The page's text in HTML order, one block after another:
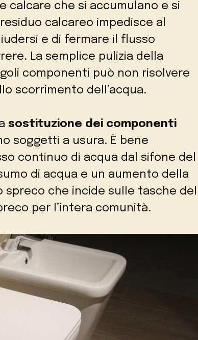
calcare che si accumulano e si
calcareo impedisce al
e di fermare il flusso
La semplice pulizia della
componenti può non risolvere
scorrimento dell’acqua.
sostituzione dei componenti
soggetti a usura. È bene
continuo di acqua dal sifone del
di acqua e un aumento della
che incide sulle tasche del
per l’intera comunità.